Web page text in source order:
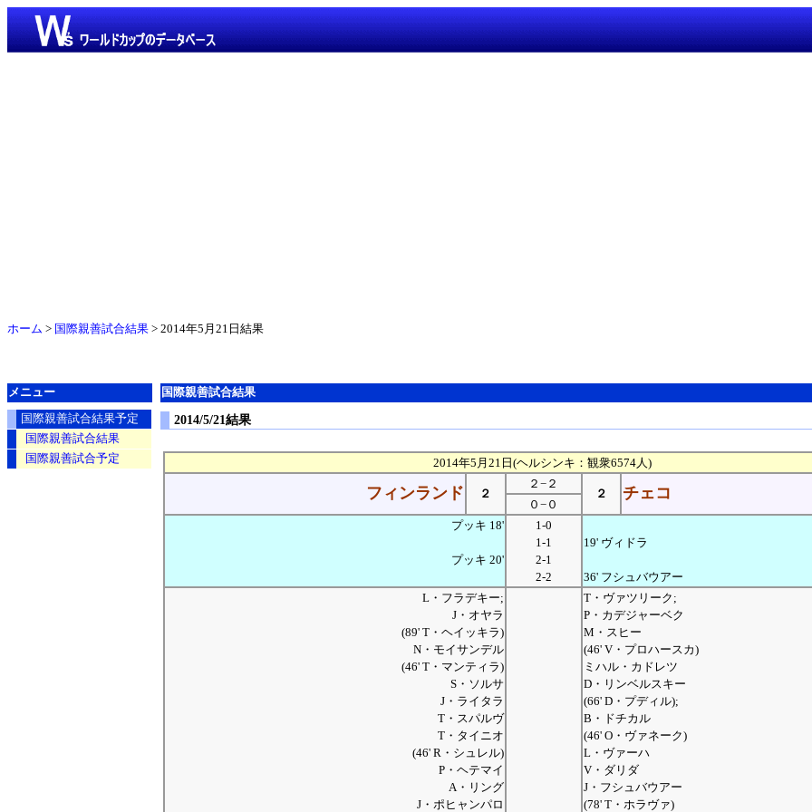
ホーム > 国際親善試合結果 > 2014年5月21日結果
国際親善試合結果
2014/5/21結果
2014年5月21日(ヘルシンキ：観衆6574人)
フィンランド ２
２−２
２ チェコ
０−０
プッキ 18'
プッキ 20'
1-0
1-1
2-1
2-2
19' ヴィドラ
36' フシュバウアー
L・フラデキー;
J・オヤラ
(89' T・ヘイッキラ)
N・モイサンデル
(46' T・マンティラ)
S・ソルサ
J・ライタラ
T・スパルヴ
T・タイニオ
(46' R・シュレル)
P・ヘテマイ
A・リング
J・ポヒャンパロ
T・ヴァツリーク;
P・カデジャーベク
M・スヒー
(46' V・プロハースカ)
ミハル・カドレツ
D・リンベルスキー
(66' D・プディル);
B・ドチカル
(46' O・ヴァネーク)
L・ヴァーハ
V・ダリダ
J・フシュバウアー
(78' T・ホラヴァ)
メニュー
国際親善試合結果予定
国際親善試合結果
国際親善試合予定